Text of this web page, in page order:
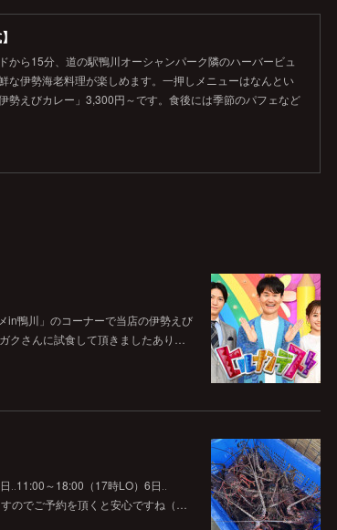
から15分、道の駅鴨川オーシャンパーク隣のハーバービュ
な伊勢海老料理が楽しめます。一押しメニューはなんとい
勢えびカレー」3,300円～です。食後には季節のパフェなど
in鴨川」のコーナーで当店の伊勢えび
クさんに試食して頂きましたあり…
～18:00（17時LO）6日‥
のでご予約を頂くと安心ですね（…